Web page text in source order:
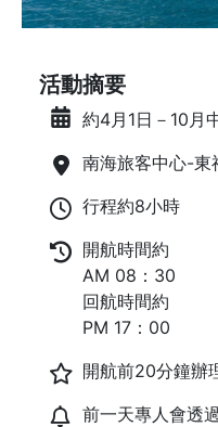
活動摘要
約4月1日－10月
南海旅客中心-東
行程約8小時
開航時間約
AM 08：30
回航時間約
PM 17：00
開航前20分鐘辦
前一天專人會透